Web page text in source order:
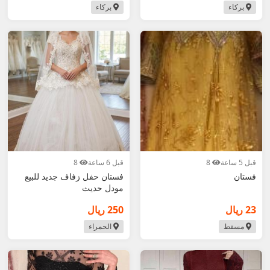
بركاء بركاء
قبل 5 ساعة
فستان
23 ريال
مسقط
قبل 6 ساعة
فستان حفل زفاف جديد للبيع
مودل حديث
250 ريال
الحمراء